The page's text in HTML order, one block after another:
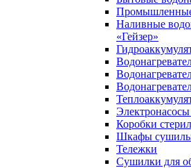
Наливные
«Гейзер»
Коробки
Шкафы
Тележки
Сушилки для